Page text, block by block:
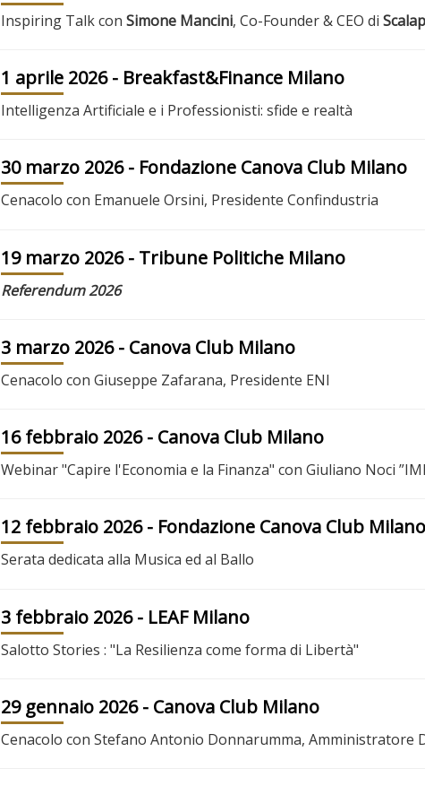
Inspiring Talk conSimone Mancini, Co-Founder & CEO di
1 aprile 2026- Breakfast&Finance Milano
Intelligenza Artificiale e i Professionisti: sfide e realtà
30 marzo 2026- Fondazione Canova Club Milano
Cenacolo con Emanuele Orsini, Presidente Confindustria
19 marzo 2026- Tribune Politiche Milano
Referendum 2026
3 marzo 2026- Canova Club Milano
Cenacolo con Giuseppe Zafarana, Presidente ENI
16 febbraio 2026- Canova Club Milano
Webinar "Capire l'Economia e la Finanza" con Giuliano Noci
12 febbraio 2026- Fondazione Canova Club Milano
Serata dedicata alla Musica ed al Ballo
3 febbraio 2026- LEAF Milano
Salotto Stories : "La Resilienza come forma di Libertà"
29 gennaio 2026- Canova Club Milano
Cenacolo con Stefano Antonio Donnarumma, Amministratore